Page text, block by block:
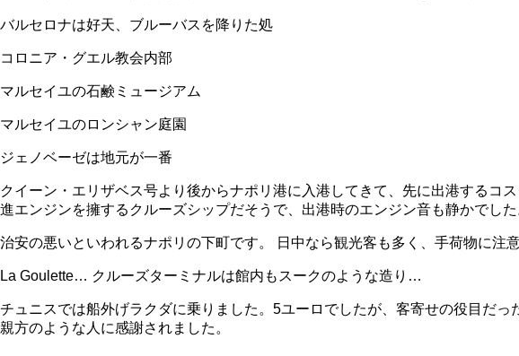
バルセロナは好天、ブルーバスを降りた処
コロニア・グエル教会内部
マルセイユの石鹸ミュージアム
マルセイユのロンシャン庭園
ジェノベーゼは地元が一番
クイーン・エリザベス号より後からナポリ港に入港してきて、先に出港するコ
進エンジンを擁するクルーズシップだそうで、出港時のエンジン音も静かでした
治安の悪いといわれるナポリの下町です。 日中なら観光客も多く、手荷物に注
La Goulette… クルーズターミナルは館内もスークのような造り…
チュニスでは船外げラクダに乗りました。5ユーロでしたが、客寄せの役目だ
親方のような人に感謝されました。